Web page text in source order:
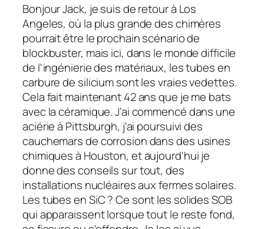
Bonjour Jack, je suis de retour à Los
Angeles, où la plus grande des chimères
pourrait être le prochain scénario de
blockbuster, mais ici, dans le monde difficile
de l'ingénierie des matériaux, les tubes en
carbure de silicium sont les vraies vedettes.
Cela fait maintenant 42 ans que je me bats
avec la céramique. J'ai commencé dans une
aciérie à Pittsburgh, j'ai poursuivi des
cauchemars de corrosion dans des usines
chimiques à Houston, et aujourd'hui je
donne des conseils sur tout, des
installations nucléaires aux fermes solaires.
Les tubes en SiC ? Ce sont les solides SOB
qui apparaissent lorsque tout le reste fond,